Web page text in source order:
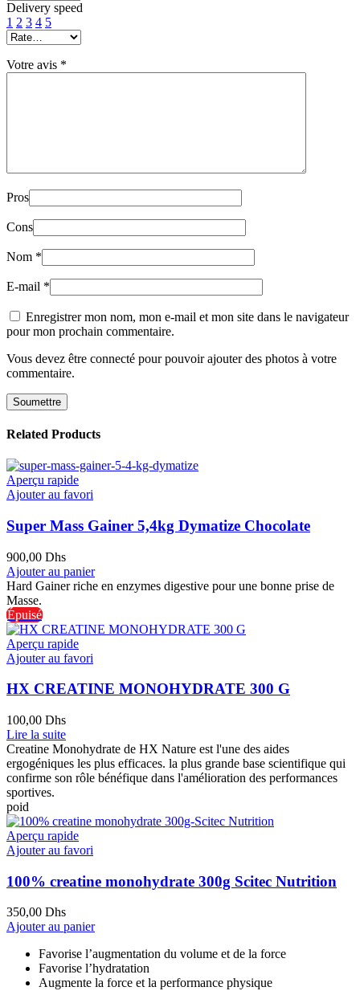
Delivery speed
1 2 3 4 5
Votre avis *
Pros
Cons
Nom *
E-mail *
Enregistrer mon nom, mon e-mail et mon site dans le navigateur
pour mon prochain commentaire.
Vous devez être connecté pour pouvoir ajouter des photos à votre
commentaire.
Related Products
Aperçu rapide
Ajouter au favori
Super Mass Gainer 5,4kg Dymatize Chocolate
900,00 Dhs
Ajouter au panier
Hard Gainer riche en enzymes digestive pour une bonne prise de
Masse.
Épuisé
Aperçu rapide
Ajouter au favori
HX CREATINE MONOHYDRATE 300 G
100,00 Dhs
Lire la suite
Creatine Monohydrate de HX Nature est l'une des aides
ergogéniques les plus efficaces. la plus grande base scientifique qui
confirme son rôle bénéfique dans l'amélioration des performances
sportives.
poid
Aperçu rapide
Ajouter au favori
100% creatine monohydrate 300g Scitec Nutrition
350,00 Dhs
Ajouter au panier
Favorise l’augmentation du volume et de la force
Favorise l’hydratation
Augmente la force et la performance physique